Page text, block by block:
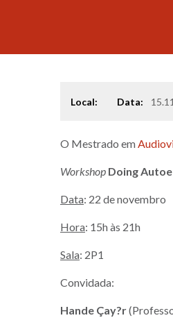
Local: Data:
O Mestrado em
Workshop Doing
Data: 22 de novembro
Hora: 15h às 21h
Sala: 2P1
Convidada:
Hande Çay?r